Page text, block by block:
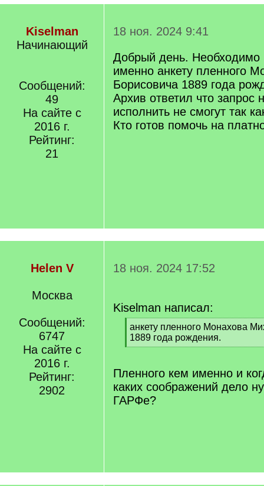
Kiselman
Начинающий
Сообщений:
49
На сайте с
2016 г.
Рейтинг:
21
18 ноя. 2024 9:41
Добрый день. Необходимо
именно анкету пленного
Борисовича 1889 года
Архив ответил что запрос
исполнить не смогут так
Кто готов помочь на
Helen V
Москва
Сообщений:
6747
На сайте с
2016 г.
Рейтинг:
2902
18 ноя. 2024 17:52
Kiselman написал:
[
q
]
анкету пленного Монахова
1889 года рождения.
[
q
]
Пленного кем именно и
каких соображений дело
ГАРФе?